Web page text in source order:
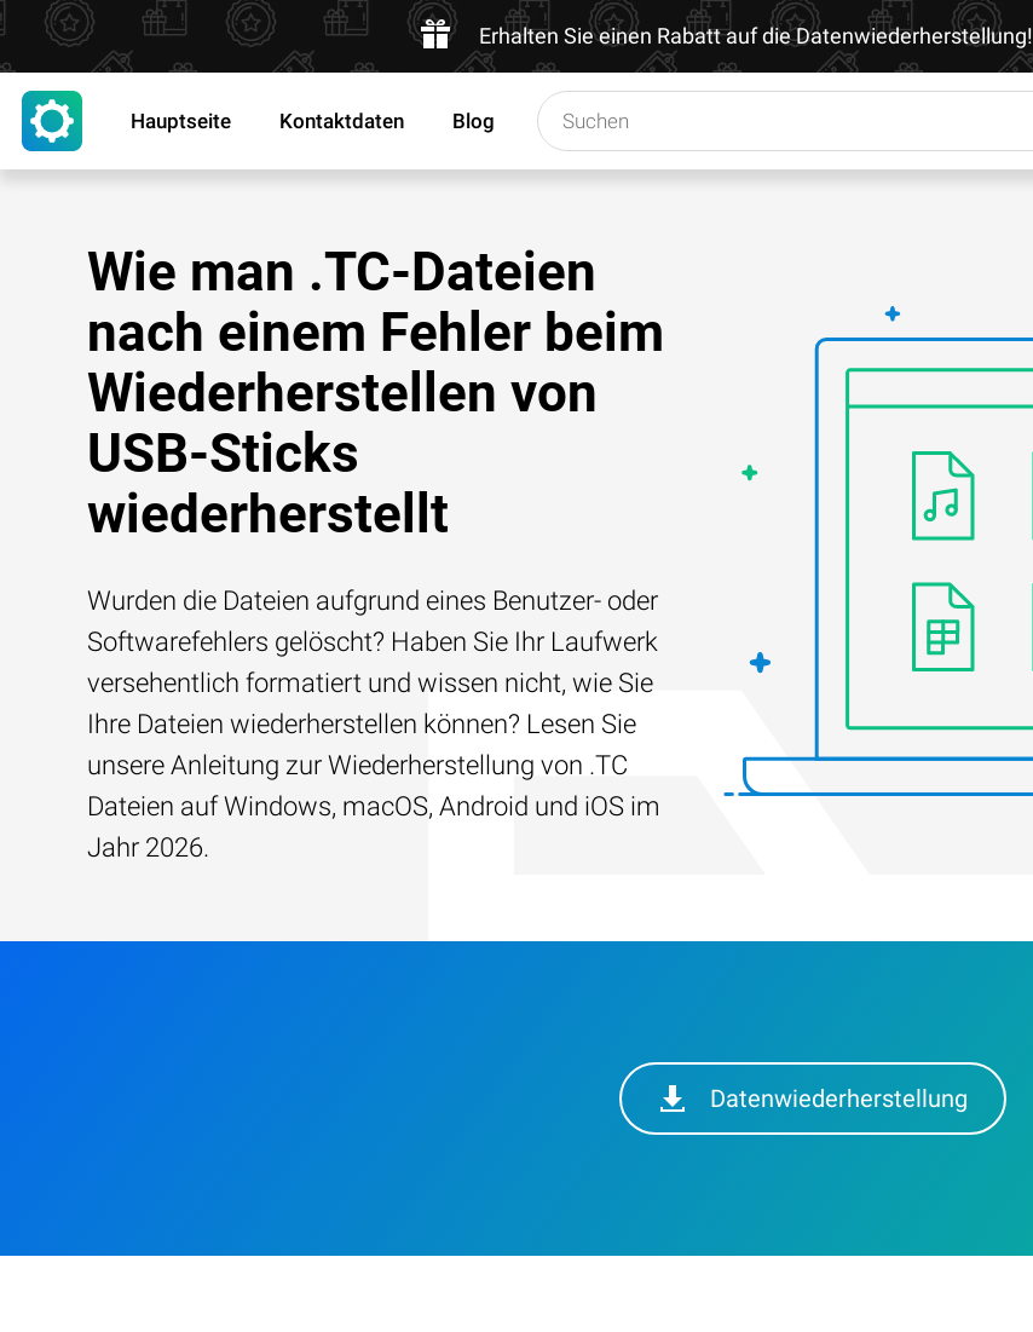
Erhalten Sie einen Rabatt auf die Datenwiederherstellung!
Hauptseite Kontaktdaten Blog
Wie man .TC-Dateien
nach einem Fehler beim
Wiederherstellen von
USB-Sticks
wiederherstellt
Wurden die Dateien aufgrund eines Benutzer- oder
Softwarefehlers gelöscht? Haben Sie Ihr Laufwerk
versehentlich formatiert und wissen nicht, wie Sie
Ihre Dateien wiederherstellen können? Lesen Sie
unsere Anleitung zur Wiederherstellung von .TC
Dateien auf Windows, macOS, Android und iOS im
Jahr 2026.
Datenwiederherstellung